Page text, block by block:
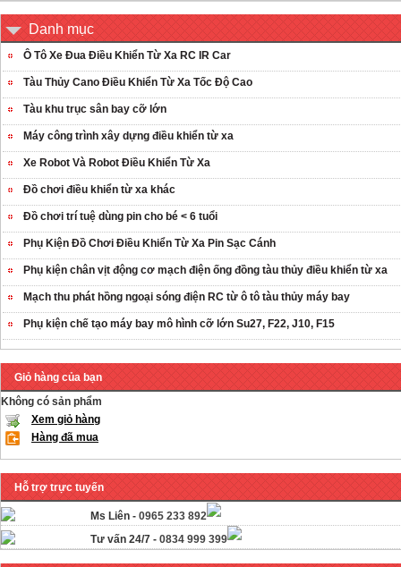
Danh mục
Ô Tô Xe Đua Điều Khiển Từ Xa RC IR Car
Tàu Thủy Cano Điều Khiển Từ Xa Tốc Độ Cao
Tàu khu trục sân bay cỡ lớn
Máy công trình xây dựng điều khiển từ xa
Xe Robot Và Robot Điều Khiển Từ Xa
Đồ chơi điều khiển từ xa khác
Đồ chơi trí tuệ dùng pin cho bé < 6 tuổi
Phụ Kiện Đồ Chơi Điều Khiển Từ Xa Pin Sạc Cánh
Phụ kiện chân vịt động cơ mạch điện ống đồng tàu thủy điều khiển từ xa
Mạch thu phát hồng ngoại sóng điện RC từ ô tô tàu thủy máy bay
Phụ kiện chế tạo máy bay mô hình cỡ lớn Su27, F22, J10, F15
Giỏ hàng của bạn
Không có sản phẩm
Xem giỏ hàng
Hàng đã mua
Hỗ trợ trực tuyến
Ms Liên - 0965 233 892
Tư vấn 24/7 - 0834 999 399